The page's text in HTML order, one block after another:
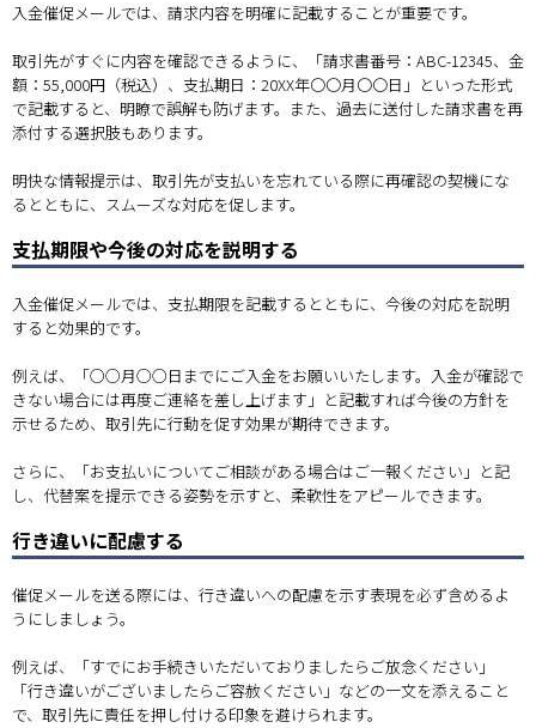
入金催促メールでは、請求内容を明確に記載することが重要です。
取引先がすぐに内容を確認できるように、「請求書番号：ABC-12345、金
額：55,000円（税込）、支払期日：20XX年〇〇月〇〇日」といった形式
で記載すると、明瞭で誤解も防げます。また、過去に送付した請求書を再
添付する選択肢もあります。
明快な情報提示は、取引先が支払いを忘れている際に再確認の契機にな
るとともに、スムーズな対応を促します。
支払期限や今後の対応を説明する
入金催促メールでは、支払期限を記載するとともに、今後の対応を説明
すると効果的です。
例えば、「○○月○○日までにご入金をお願いいたします。入金が確認で
きない場合には再度ご連絡を差し上げます」と記載すれば今後の方針を
示せるため、取引先に行動を促す効果が期待できます。
さらに、「お支払いについてご相談がある場合はご一報ください」と記
し、代替案を提示できる姿勢を示すと、柔軟性をアピールできます。
行き違いに配慮する
催促メールを送る際には、行き違いへの配慮を示す表現を必ず含めるよ
うにしましょう。
例えば、「すでにお手続きいただいておりましたらご放念ください」
「行き違いがございましたらご容赦ください」などの一文を添えること
で、取引先に責任を押し付ける印象を避けられます。